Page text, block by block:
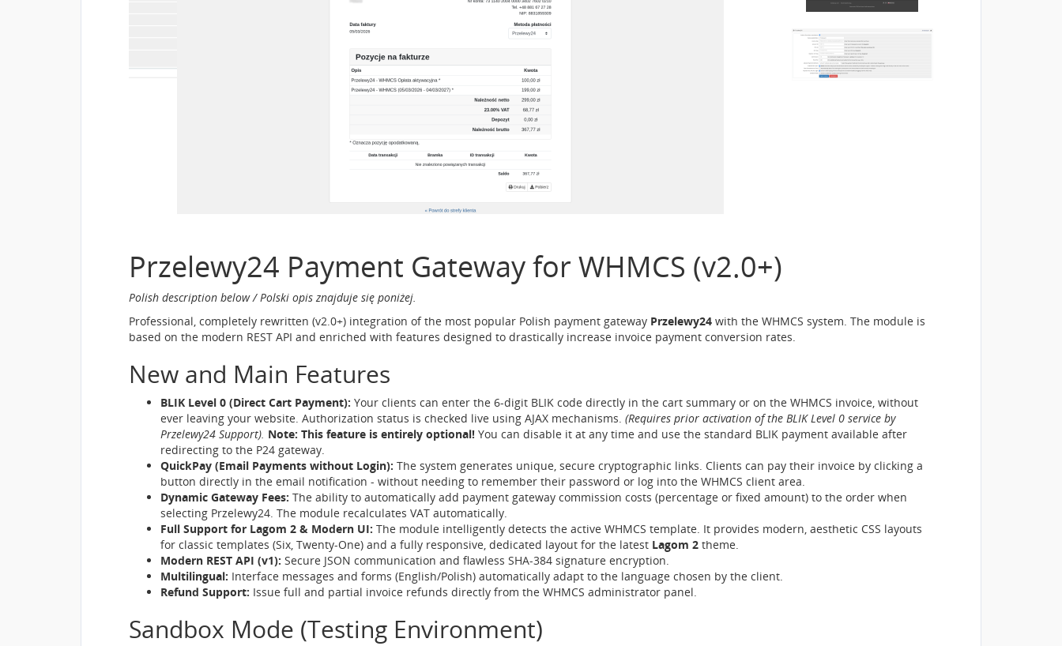
Przelewy24 Payment Gateway for WHMCS (v2.0+)
Polish description below / Polski opis znajduje się poniżej.
Professional, completely rewritten (v2.0+) integration of the most popular Polish payment gateway Przelewy24 with the WHMCS system. The module is
based on the modern REST API and enriched with features designed to drastically increase invoice payment conversion rates.
New and Main Features
BLIK Level 0 (Direct Cart Payment): Your clients can enter the 6-digit BLIK code directly in the cart summary or on the WHMCS invoice, without
ever leaving your website. Authorization status is checked live using AJAX mechanisms. (Requires prior activation of the BLIK Level 0 service by
Przelewy24 Support). Note: This feature is entirely optional! You can disable it at any time and use the standard BLIK payment available after
redirecting to the P24 gateway.
QuickPay (Email Payments without Login): The system generates unique, secure cryptographic links. Clients can pay their invoice by clicking a
button directly in the email notification - without needing to remember their password or log into the WHMCS client area.
Dynamic Gateway Fees: The ability to automatically add payment gateway commission costs (percentage or fixed amount) to the order when
selecting Przelewy24. The module recalculates VAT automatically.
Full Support for Lagom 2 & Modern UI: The module intelligently detects the active WHMCS template. It provides modern, aesthetic CSS layouts
for classic templates (Six, Twenty-One) and a fully responsive, dedicated layout for the latest Lagom 2 theme.
Modern REST API (v1): Secure JSON communication and flawless SHA-384 signature encryption.
Multilingual: Interface messages and forms (English/Polish) automatically adapt to the language chosen by the client.
Refund Support: Issue full and partial invoice refunds directly from the WHMCS administrator panel.
Sandbox Mode (Testing Environment)